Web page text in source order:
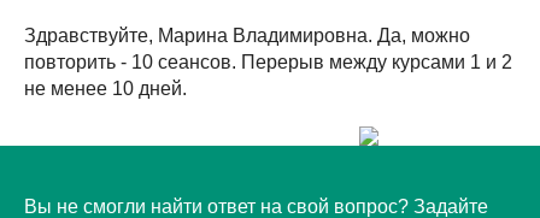
Здравствуйте, Марина Владимировна. Да, можно
повторить - 10 сеансов. Перерыв между курсами 1 и 2
не менее 10 дней.
НЕ НАШЛИ ОТВЕТ?
Вы не смогли найти ответ на свой вопрос? Задайте